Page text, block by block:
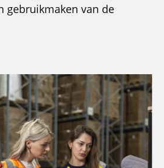
gebruikmaken van de